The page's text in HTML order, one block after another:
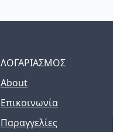
ΛΟΓΑΡΙΑΣΜΟΣ
About
Επικοινωνία
Παραγγελίες